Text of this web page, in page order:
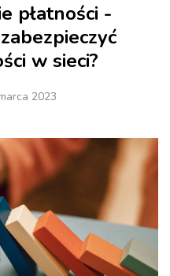
płatności -
w sieci?
2023